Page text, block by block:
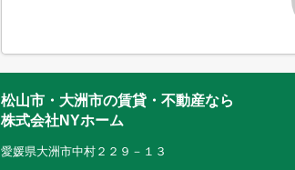
松山市・大洲市の賃貸・不動産なら
株式会社NYホーム
愛媛県大洲市中村２２９－１３